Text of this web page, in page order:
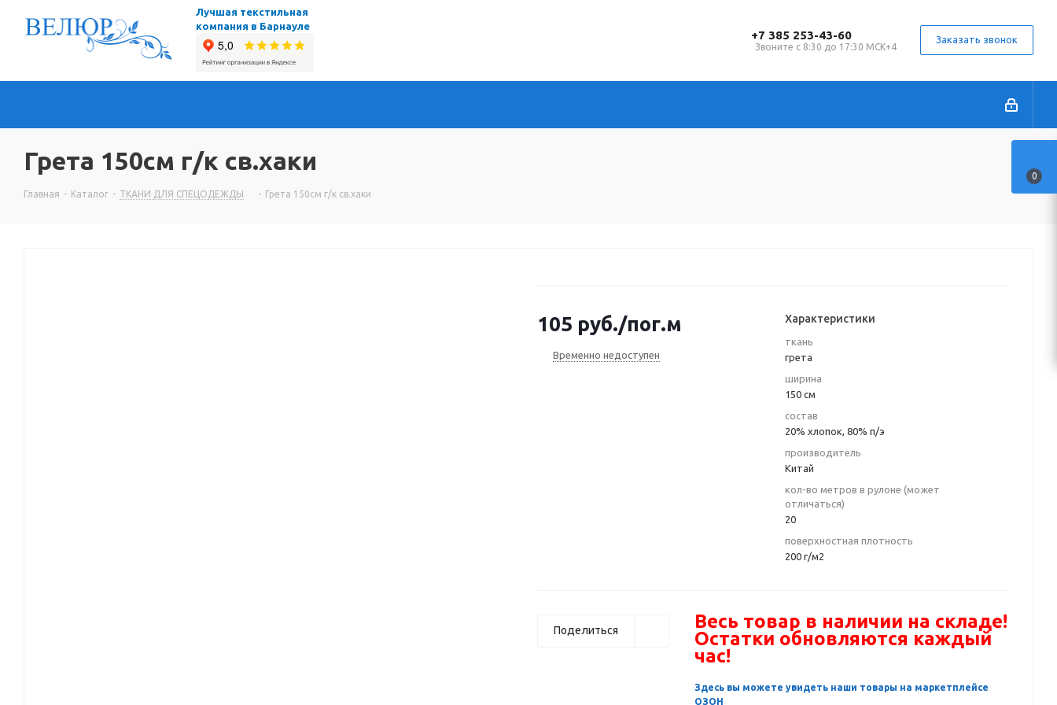
Лучшая текстильная
компания в Барнауле
+7 385 253-43-60
Звоните с 8:30 до 17:30 МСК+4
Заказать звонок
Грета 150см г/к св.хаки
Главная - Каталог - ТКАНИ ДЛЯ СПЕЦОДЕЖДЫ - Грета 150см г/к св.хаки
105 руб./пог.м
Временно недоступен
Характеристики
ткань
грета
ширина
150 см
состав
20% хлопок, 80% п/э
производитель
Китай
кол-во метров в рулоне (может
отличаться)
20
поверхностная плотность
200 г/м2
Поделиться
Весь товар в наличии на складе!
Остатки обновляются каждый
час!
Здесь вы можете увидеть наши товары на маркетплейсе
ОЗОН
0